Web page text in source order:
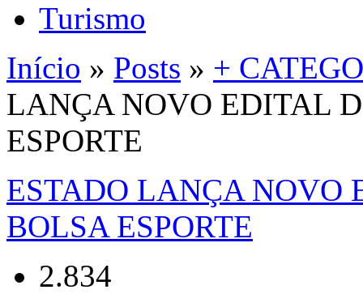
Turismo
Início » Posts » +
LANÇA NOVO EDITAL
ESPORTE
ESTADO LANÇA NOVO
BOLSA ESPORTE
2.834